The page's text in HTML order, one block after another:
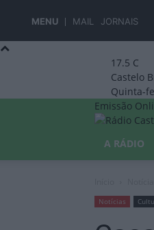
MENU MAIL JORNAIS
17.5 C
Castelo
Quinta-
Emissão
A RÁDIO
Notícias